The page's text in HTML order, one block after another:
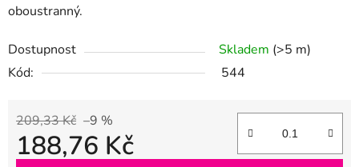
oboustranný.
Dostupnost Skladem (>5 m)
Kód:
544
209,33 Kč –9 %
188,76 Kč